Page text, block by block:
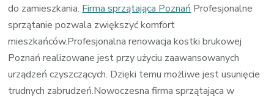
do zamieszkania.Firma sprzątająca PoznańProfesjonalne
sprzątanie pozwala zwiększyć komfort
mieszkańców.Profesjonalna renowacja kostki brukowej
Poznań realizowane jest przy użyciu zaawansowanych
urządzeń czyszczących. Dzięki temu możliwe jest usunięcie
trudnych zabrudzeń.Nowoczesna firma sprzątająca w